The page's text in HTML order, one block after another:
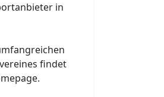
in
findet